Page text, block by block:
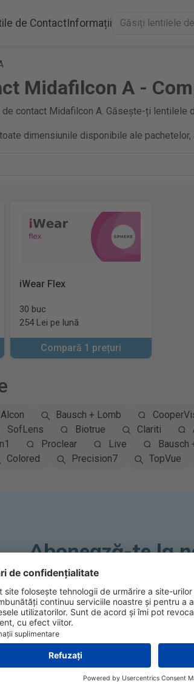
de ContactInformații
Midafilcon A -
contact Midafilcon A. Găsește-ți
dimensiunile disponibile ale
iWear Flex
30 buc
254 Lei pe lună
Compară 1 prețuri
Alcon Bausch + Lomb
SofLens Biotrue Clariti
Proclear Live Bausch
Colored Precision7 TopVue
Abonează-te la